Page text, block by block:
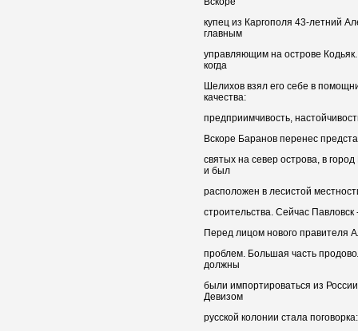
купец из Каргополя 43-летний
главным
управляющим на острове
когда
Шелихов взял его себе в
качества:
предприимчивость,
Вскоре Баранов перенес
святых на север острова, в
и был
расположен в лесистой
строительства. Сейчас
Перед лицом нового правителя
проблем. Большая часть
должны
были импортироваться из
Девизом
русской колонии стала